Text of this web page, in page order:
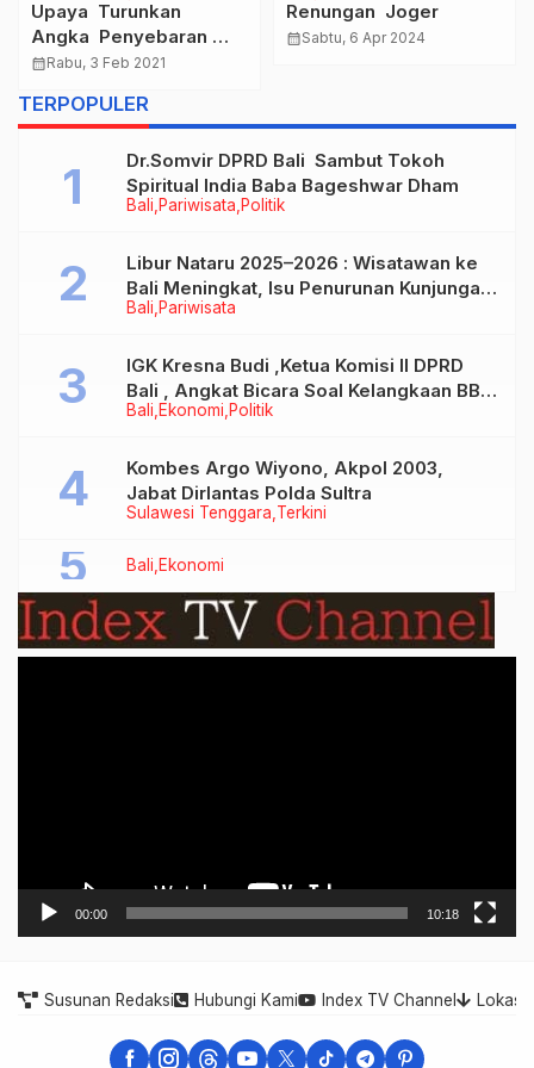
Upaya Turunkan
Angka Penyebaran
Covid-19, Polda Metro
Gerakan Jakarta
Bermasker Bersama
Forkopimda
calendar_monthRabu, 3 Feb 2021
Renungan Joger
calendar_monthSabtu, 6 Apr 2024
TERPOPULER
Bali Pariwisata Politik
Dr.Somvir DPRD Bali Sambut Tokoh
Spiritual India Baba Bageshwar Dham
Bali Pariwisata
Libur Nataru 2025–2026 : Wisatawan ke
Bali Meningkat, Isu Penurunan Kunjungan
Tidak Benar
Bali Ekonomi Politik
IGK Kresna Budi ,Ketua Komisi II DPRD
Bali , Angkat Bicara Soal Kelangkaan BBM
Bersubsidi Jenis Solar
Sulawesi Tenggara Terkini
Kombes Argo Wiyono, Akpol 2003,
Jabat Dirlantas Polda Sultra
Bali Ekonomi
00:00 10:18
Susunan Redaksi Hubungi Kami Index TV Channel Lokasi